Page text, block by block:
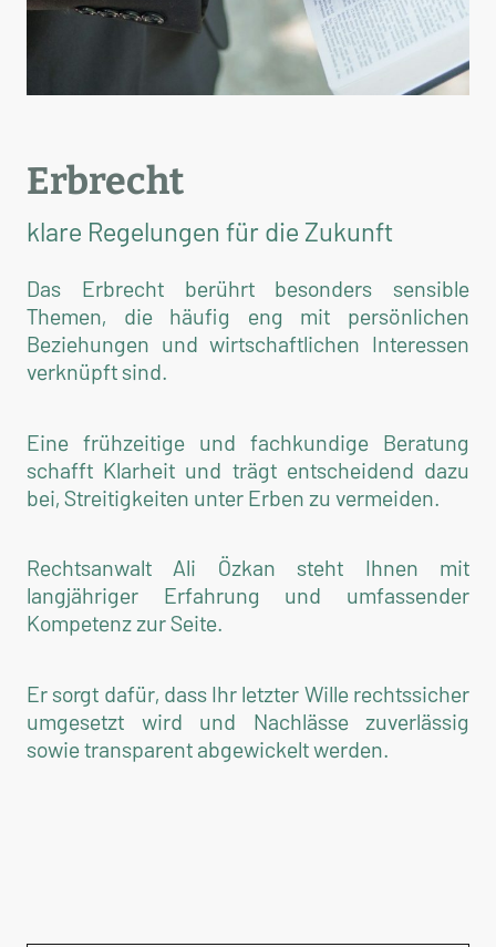
Erbrecht
klare Regelungen für die Zukunft
Das Erbrecht berührt besonders sensible
Themen, die häufig eng mit persönlichen
Beziehungen und wirtschaftlichen Interessen
verknüpft sind.
Eine frühzeitige und fachkundige Beratung
schafft Klarheit und trägt entscheidend dazu
bei, Streitigkeiten unter Erben zu vermeiden.
Rechtsanwalt Ali Özkan steht Ihnen mit
langjähriger Erfahrung und umfassender
Kompetenz zur Seite.
Er sorgt dafür, dass Ihr letzter Wille rechtssicher
umgesetzt wird und Nachlässe zuverlässig
sowie transparent abgewickelt werden.